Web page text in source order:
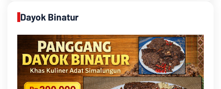
Dayok Binatur